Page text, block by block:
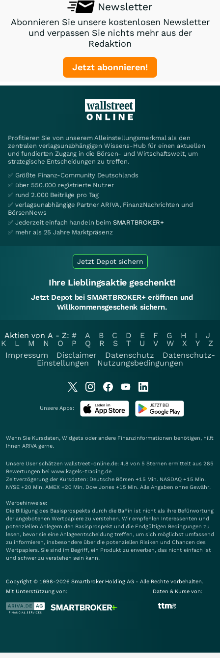
Newsletter
Abonnieren Sie unsere kostenlosen Newsletter
und verpassen Sie nichts mehr aus der
Redaktion
Jetzt abonnieren!
Profitieren Sie von unserem Alleinstellungsmerkmal als den
zentralen verlagsunabhängigen Wissens-Hub für einen aktuellen
und fundierten Zugang in die Börsen- und Wirtschaftswelt, um
strategische Entscheidungen zu treffen.
✅ Größte Finanz-Community Deutschlands
✅ über 550.000 registrierte Nutzer
✅ rund 2.000 Beiträge pro Tag
✅ verlagsunabhängige Partner ARIVA, FinanzNachrichten und
BörsenNews
✅ Jederzeit einfach handeln beim SMARTBROKER+
✅ mehr als 25 Jahre Marktpräsenz
Jetzt Depot sichern
Ihre Lieblingsaktie geschenkt!
Jetzt Depot bei SMARTBROKER+ eröffnen und
Willkommensgeschenk sichern.
Aktien von A - Z: # A B C D E F G H I
J
K
L M N O P Q R S T U V W X Y
Z
Impressum
Disclaimer Datenschutz
Datenschutz-
Einstellungen
Nutzungsbedingungen
Unsere Apps:
Wenn Sie Kursdaten, Widgets oder andere Finanzinformationen benötigen, hilft
Ihnen ARIVA gerne.
Unsere User schätzen wallstreet-online.de: 4.8 von 5 Sternen ermittelt aus 285
Bewertungen bei www.kagels-trading.de
Zeitverzögerung der Kursdaten: Deutsche Börsen +15 Min. NASDAQ +15 Min.
NYSE +20 Min. AMEX +20 Min. Dow Jones +15 Min. Alle Angaben ohne Gewähr.
Werbehinweise:
Die Billigung des Basisprospekts durch die BaFin ist nicht als ihre Befürwortung
der angebotenen Wertpapiere zu verstehen. Wir empfehlen Interessenten und
potenziellen Anlegern den Basisprospekt und die Endgültigen Bedingungen zu
lesen, bevor sie eine Anlageentscheidung treffen, um sich möglichst umfassend
zu informieren, insbesondere über die potenziellen Risiken und Chancen des
Wertpapiers. Sie sind im Begriff, ein Produkt zu erwerben, das nicht einfach ist
und schwer zu verstehen sein kann.
Copyright © 1998-2026 Smartbroker Holding AG - Alle Rechte vorbehalten.
Mit Unterstützung von:
Daten & Kurse von: